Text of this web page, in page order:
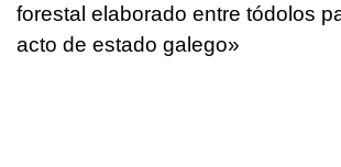
forestal elaborado entre tódolos
acto de estado galego»